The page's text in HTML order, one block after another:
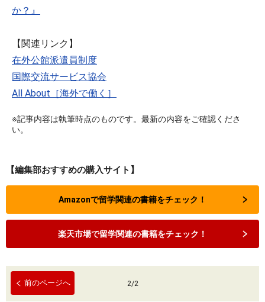
か？』
【関連リンク】
在外公館派遣員制度
国際交流サービス協会
All About［海外で働く］
※記事内容は執筆時点のものです。最新の内容をご確認くださ
い。
【編集部おすすめの購入サイト】
Amazonで留学関連の書籍をチェック！
楽天市場で留学関連の書籍をチェック！
前のページへ 2/2